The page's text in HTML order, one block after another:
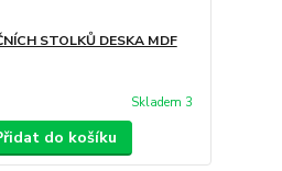
STOLKŮ DESKA MDF
Skladem 3
do košíku